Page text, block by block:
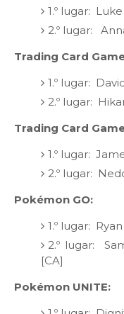
1.º lugar:
2.º lugar:
Trading Card
1.º lugar:
2.º lugar:
Trading Card
1.º lugar:
2.º lugar:
Pokémon GO:
1.º lugar:
2.º lugar:
[CA]
Pokémon UNITE: